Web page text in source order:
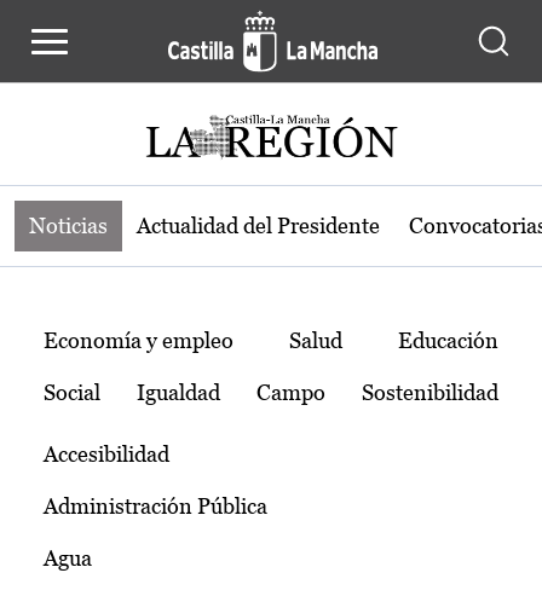
Noticias de la región de Castilla-La
Noticias Actualidad del Presidente
Temas
Economía y empleo Salud Educación
Social Igualdad Campo Sostenibilidad
Accesibilidad
Administración Pública
Agua